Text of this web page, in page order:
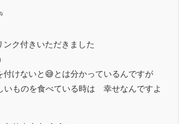
ンク付きいただきました
付けないと😅とは分かっているんですが
いものを食べている時は 幸せなんですよ